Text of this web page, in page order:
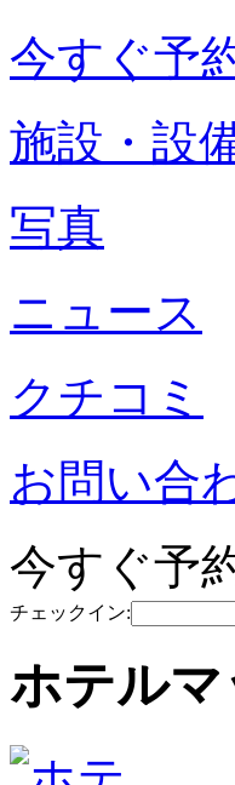
今すぐ予
施設・設
写真
ニュース
クチコミ
お問い合
今すぐ予
チェックイン:
ホテル